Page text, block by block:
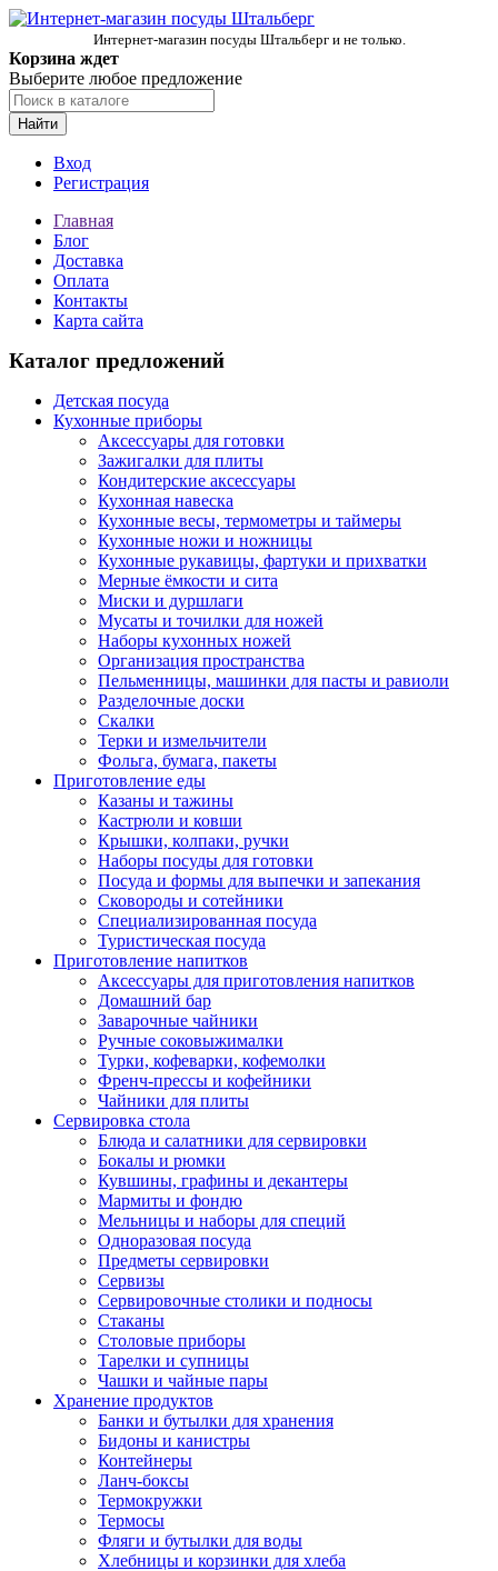
Интернет-магазин посуды Штальберг и не только.
Корзина ждет
Выберите любое предложение
Найти
Вход
Регистрация
Главная
Блог
Доставка
Оплата
Контакты
Карта сайта
Каталог предложений
Детская посуда
Кухонные приборы
Аксессуары для готовки
Зажигалки для плиты
Кондитерские аксессуары
Кухонная навеска
Кухонные весы, термометры и таймеры
Кухонные ножи и ножницы
Кухонные рукавицы, фартуки и прихватки
Мерные ёмкости и сита
Миски и дуршлаги
Мусаты и точилки для ножей
Наборы кухонных ножей
Организация пространства
Пельменницы, машинки для пасты и равиоли
Разделочные доски
Скалки
Терки и измельчители
Фольга, бумага, пакеты
Приготовление еды
Казаны и тажины
Кастрюли и ковши
Крышки, колпаки, ручки
Наборы посуды для готовки
Посуда и формы для выпечки и запекания
Сковороды и сотейники
Специализированная посуда
Туристическая посуда
Приготовление напитков
Аксессуары для приготовления напитков
Домашний бар
Заварочные чайники
Ручные соковыжималки
Турки, кофеварки, кофемолки
Френч-прессы и кофейники
Чайники для плиты
Сервировка стола
Блюда и салатники для сервировки
Бокалы и рюмки
Кувшины, графины и декантеры
Мармиты и фондю
Мельницы и наборы для специй
Одноразовая посуда
Предметы сервировки
Сервизы
Сервировочные столики и подносы
Стаканы
Столовые приборы
Тарелки и супницы
Чашки и чайные пары
Хранение продуктов
Банки и бутылки для хранения
Бидоны и канистры
Контейнеры
Ланч-боксы
Термокружки
Термосы
Фляги и бутылки для воды
Хлебницы и корзинки для хлеба